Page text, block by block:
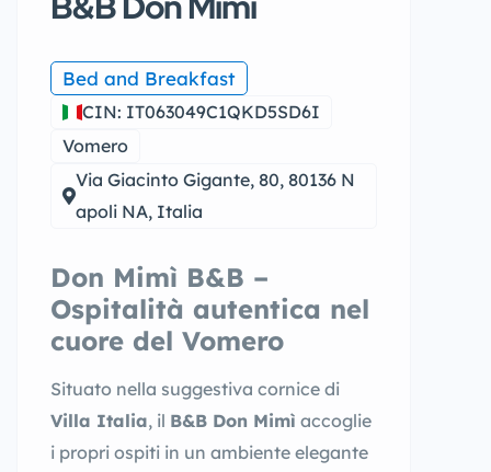
Bed and Breakfast
CIN: IT063049C1QKD5SD6I
Vomero
Via Giacinto Gigante, 80, 80136 N
apoli NA, Italia
Don Mimì B&B –
Ospitalità autentica nel
cuore del Vomero
Situato nella suggestiva cornice di
Villa Italia, il B&B Don Mimì accoglie
i propri ospiti in un ambiente elegante